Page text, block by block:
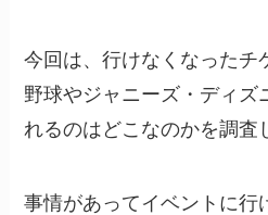
今回は、行けなくなったチ
野球やジャニーズ・ディズ
れるのはどこなのかを調査
事情があってイベントに行